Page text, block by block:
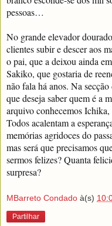
pessoas…
No grande elevador
clientes subir e descer aos
o pai, que a deixou ainda
Sakiko, que gostaria de
não fala há anos. Na
que deseja saber quem é a
arquivo conhecemos
Todos acalentam a
memórias agridoces do
mas será que precisamos
sermos felizes? Quanta
surpresa?
MBarreto Condado à(s)
Partilhar